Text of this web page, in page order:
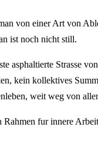
von einer Art von
ist noch nicht still.
asphaltierte Strasse
kein kollektives
weit weg von
fur innere